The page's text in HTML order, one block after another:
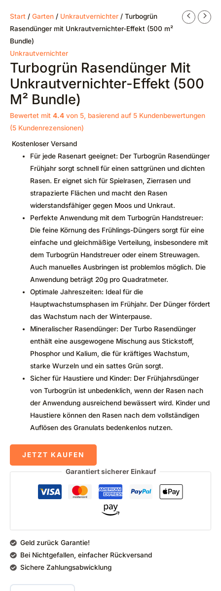
Start / Garten / Unkrautvernichter / Turbogrün
Rasendünger mit Unkrautvernichter-Effekt (500 m²
Bundle)
Unkrautvernichter
Turbogrün Rasendünger Mit
Unkrautvernichter-Effekt (500
M² Bundle)
Bewertet mit 4.4 von 5, basierend auf 5 Kundenbewertungen
(5 Kundenrezensionen)
Kostenloser Versand
Für jede Rasenart geeignet: Der Turbogrün Rasendünger
Frühjahr sorgt schnell für einen sattgrünen und dichten
Rasen. Er eignet sich für Spielrasen, Zierrasen und
strapazierte Flächen und macht den Rasen
widerstandsfähiger gegen Moos und Unkraut.
Perfekte Anwendung mit dem Turbogrün Handstreuer:
Die feine Körnung des Frühlings-Düngers sorgt für eine
einfache und gleichmäßige Verteilung, insbesondere mit
dem Turbogrün Handstreuer oder einem Streuwagen.
Auch manuelles Ausbringen ist problemlos möglich. Die
Anwendung beträgt 20g pro Quadratmeter.
Optimale Jahreszeiten: Ideal für die
Hauptwachstumsphasen im Frühjahr. Der Dünger fördert
das Wachstum nach der Winterpause.
Mineralischer Rasendünger: Der Turbo Rasendünger
enthält eine ausgewogene Mischung aus Stickstoff,
Phosphor und Kalium, die für kräftiges Wachstum,
starke Wurzeln und ein sattes Grün sorgt.
Sicher für Haustiere und Kinder: Der Frühjahrsdünger
von Turbogrün ist unbedenklich, wenn der Rasen nach
der Anwendung ausreichend bewässert wird. Kinder und
Haustiere können den Rasen nach dem vollständigen
Auflösen des Granulats bedenkenlos nutzen.
JETZT KAUFEN
Garantiert sicherer Einkauf
Geld zurück Garantie!
Bei Nichtgefallen, einfacher Rückversand
Sichere Zahlungsabwicklung